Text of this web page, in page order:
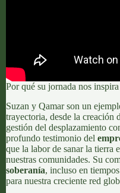
Por qué su jornada nos inspira
Suzan y Qamar son un
trayectoria, desde la creación
gestión del desplazamiento
profundo testimonio del
que la labor de sanar la tierra
nuestras comunidades. Su
soberanía, incluso en
para nuestra creciente red